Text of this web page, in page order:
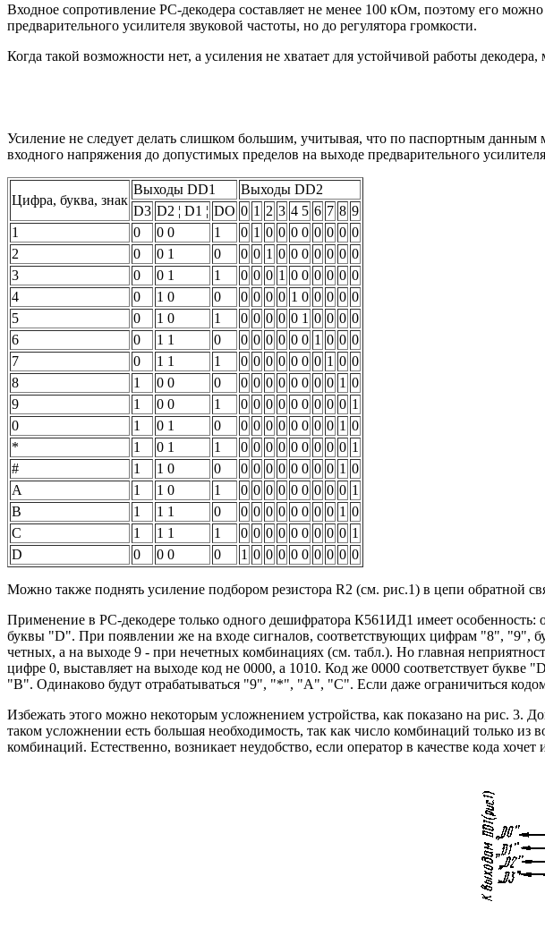
Входное сопротивление PC-декодера составляет не менее 100 кОм, поэтому его
предварительного усилителя звуковой частоты, но до регулятора громкости.
Когда такой возможности нет, а усиления не хватает для устойчивой работы
Усиление не следует делать слишком большим, учитывая, что по паспортным
входного напряжения до допустимых пределов на выходе предварительного
Цифра, буква, знак
Выходы DD1
Выходы DD2
D3 D2 ¦ D1 ¦ DO 0 1 2 3 4 5 6 7 8 9
1
0 0 0 1 0 1 0 0 0 0 0 0 0 0
2
0 0 1 0 0 0 1 0 0 0 0 0 0 0
3
0 0 1 1 0 0 0 1 0 0 0 0 0 0
4
0 1 0 0 0 0 0 0 1 0 0 0 0 0
5
0 1 0 1 0 0 0 0 0 1 0 0 0 0
6
0 1 1 0 0 0 0 0 0 0 1 0 0 0
7
0 1 1 1 0 0 0 0 0 0 0 1 0 0
8
1 0 0 0 0 0 0 0 0 0 0 0 1 0
9
1 0 0 1 0 0 0 0 0 0 0 0 0 1
0
1 0 1 0 0 0 0 0 0 0 0 0 1 0
*
1 0 1 1 0 0 0 0 0 0 0 0 0 1
#
1 1 0 0 0 0 0 0 0 0 0 0 1 0
А
1 1 0 1 0 0 0 0 0 0 0 0 0 1
В
1 1 1 0 0 0 0 0 0 0 0 0 1 0
С
1 1 1 1 0 0 0 0 0 0 0 0 0 1
D
0 0 0 0 1 0 0 0 0 0 0 0 0 0
Можно также поднять усиление подбором резистора R2 (см. рис.1) в цепи обратной
Применение в PC-декодере только одного дешифратора К561ИД1 имеет
буквы "D". При появлении же на входе сигналов, соответствующих цифрам "8",
четных, а на выходе 9 - при нечетных комбинациях (см. табл.). Но главная
цифре 0, выставляет на выходе код не 0000, а 1010. Код же 0000 соответствует
"В". Одинаково будут отрабатываться "9", "*", "А", "С". Если даже ограничиться
Избежать этого можно некоторым усложнением устройства, как показано на рис. 3.
таком усложнении есть большая необходимость, так как число комбинаций только
комбинаций. Естественно, возникает неудобство, если оператор в качестве кода